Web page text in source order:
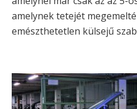
amelynek tetejét
emészthetetlen külsejű